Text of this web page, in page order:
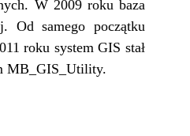
W 2009 roku baza
Od samego początku
roku system GIS stał
MB_GIS_Utility.